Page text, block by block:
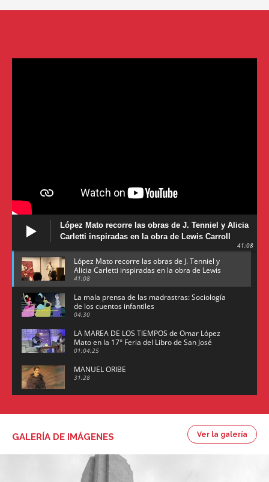
López Mato recorre las obras de J. Tenniel y Alicia
Carletti inspiradas en la obra de Lewis Carroll
41:08
López Mato recorre las obras de J. Tenniel y
Alicia Carletti inspiradas en la obra de Lewis
Carroll
41:08
La mala prensa de las madrastras: Sociología
de los cuentos infantiles
04:30
LA MAREA DE LOS TIEMPOS de Omar López
Mato en la 17° Feria del Libro de San José
(Uruguay)
01:04:25
MANUEL ORIBE
31:28
26:08
Arte argentino por Enrique Scheinsohn
Omar López Mato y Marcos Figueredo
GALERÍA DE IMÁGENES Ver la galería